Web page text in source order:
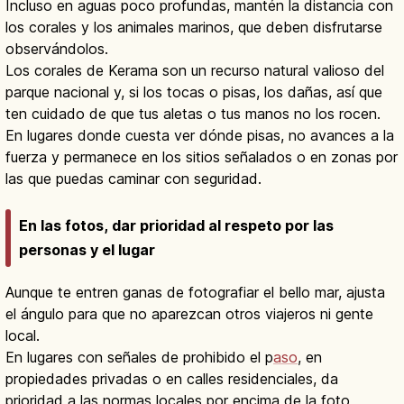
Incluso en aguas poco profundas, mantén la distancia con
los corales y los animales marinos, que deben disfrutarse
observándolos.
Los corales de Kerama son un recurso natural valioso del
parque nacional y, si los tocas o pisas, los dañas, así que
ten cuidado de que tus aletas o tus manos no los rocen.
En lugares donde cuesta ver dónde pisas, no avances a la
fuerza y permanece en los sitios señalados o en zonas por
las que puedas caminar con seguridad.
En las fotos, dar prioridad al respeto por las
personas y el lugar
Aunque te entren ganas de fotografiar el bello mar, ajusta
el ángulo para que no aparezcan otros viajeros ni gente
local.
En lugares con señales de prohibido el paso, en
propiedades privadas o en calles residenciales, da